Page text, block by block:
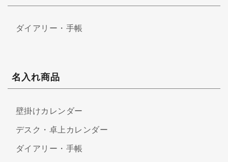
ダイアリー・手帳
名入れ商品
壁掛けカレンダー
デスク・卓上カレンダー
ダイアリー・手帳